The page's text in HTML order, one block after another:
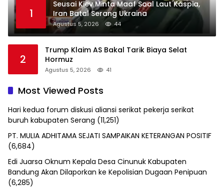
1
Seusai Kiev Minta Maaf Soal Laut Kaspia,
Iran Batal Serang Ukraina
Agustus 5, 2026 44
2
Trump Klaim AS Bakal Tarik Biaya Selat
Hormuz
Agustus 5, 2026 41
Most Viewed Posts
Hari kedua forum diskusi aliansi serikat pekerja serikat
buruh kabupaten Serang (11,251)
PT. MULIA ADHITAMA SEJATI SAMPAIKAN KETERANGAN POSITIF
(6,684)
Edi Juarsa Oknum Kepala Desa Cinunuk Kabupaten
Bandung Akan Dilaporkan ke Kepolisian Dugaan Penipuan
(6,285)